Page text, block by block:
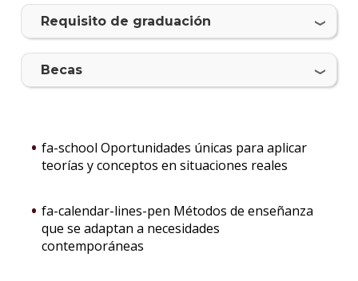
Requisito de graduación
Becas
fa-school Oportunidades únicas para aplicar
teorías y conceptos en situaciones reales
fa-calendar-lines-pen Métodos de enseñanza
que se adaptan a necesidades
contemporáneas